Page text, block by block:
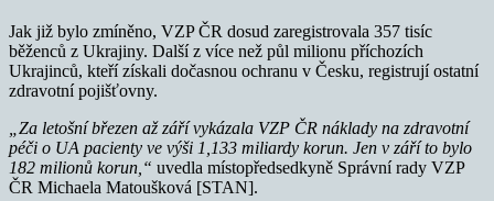
Jak již bylo zmíněno, VZP ČR dosud zaregistrovala 357 tisíc
běženců z Ukrajiny. Další z více než půl milionu příchozích
Ukrajinců, kteří získali dočasnou ochranu v Česku, registrují ostatní
zdravotní pojišťovny.
„Za letošní březen až září vykázala VZP ČR náklady na zdravotní
péči o UA pacienty ve výši 1,133 miliardy korun. Jen v září to bylo
182 milionů korun,“ uvedla místopředsedkyně Správní rady VZP
ČR Michaela Matoušková [STAN].